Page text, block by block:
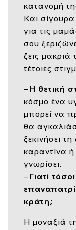
κατανομή
Και
για τις
σου
ζεις μακριά
τέτοιες
– Η θετική
κόσμο ένα
μπορεί να
θα
ξεκινήσει
καραντίνα
γνωρίσει;
– Γιατί
κράτη;
Η μοναξιά